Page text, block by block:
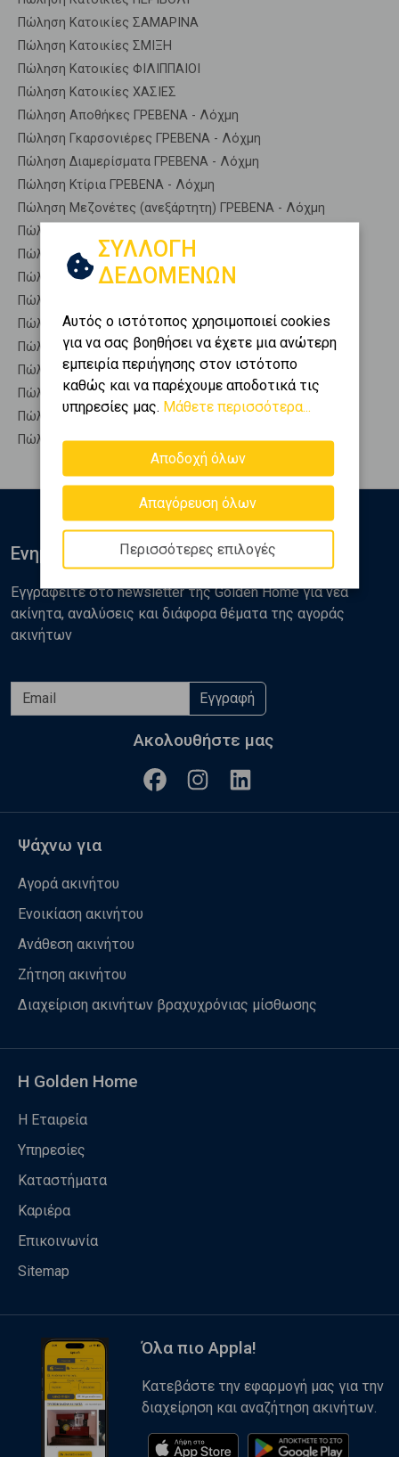
Πώληση Κατοικίες ΣΑΜΑΡΙΝΑ
Πώληση Κατοικίες ΣΜΙΞΗ
Πώληση Κατοικίες ΦΙΛΙΠΠΑΙΟΙ
Πώληση Κατοικίες ΧΑΣΙΕΣ
Πώληση Αποθήκες ΓΡΕΒΕΝΑ - Λόχμη
Πώληση Γκαρσονιέρες ΓΡΕΒΕΝΑ - Λόχμη
Πώληση Διαμερίσματα ΓΡΕΒΕΝΑ - Λόχμη
Πώληση Κτίρια ΓΡΕΒΕΝΑ - Λόχμη
Πώληση Μεζονέτες (ανεξάρτητη) ΓΡΕΒΕΝΑ - Λόχμη
Πώληση Μεζονέτες (εφαπτόμενη) ΓΡΕΒΕΝΑ - Λόχμη
Πώληση Μονοκατοικίες ΓΡΕΒΕΝΑ - Λόχμη
Πώληση Οικίες ΓΡΕΒΕΝΑ - Λόχμη
Πώληση Οροφοδιαμερίσματα ΓΡΕΒΕΝΑ - Λόχμη
Πώληση Οροφομεζονέτες ΓΡΕΒΕΝΑ - Λόχμη
Πώληση Ρετιρέ ΓΡΕΒΕΝΑ - Λόχμη
Πώληση Συγκροτήματα κατοικιών ΓΡΕΒΕΝΑ - Λόχμη
Πώληση Υπόγεια ΓΡΕΒΕΝΑ - Λόχμη
Πώληση Υπόσκαφα ΓΡΕΒΕΝΑ - Λόχμη
Πώληση Υπολ. υψουν ΓΡΕΒΕΝΑ - Λόχμη
ΣΥΛΛΟΓΗ
ΔΕΔΟΜΕΝΩΝ
Αυτός ο ιστότοπος χρησιμοποιεί cookies
για να σας βοηθήσει να έχετε μια ανώτερη
εμπειρία περιήγησης στον ιστότοπο
καθώς και να παρέχουμε αποδοτικά τις
υπηρεσίες μας. Μάθετε περισσότερα...
Αποδοχή όλων
Απαγόρευση όλων
Περισσότερες επιλογές
Ενημερωθείτε
Εγγραφείτε στο newsletter της Golden Home για νέα
ακίνητα, αναλύσεις και διάφορα θέματα της αγοράς
ακινήτων
Εγγραφή
Ακολουθήστε μας
Ψάχνω για
Αγορά ακινήτου
Ενοικίαση ακινήτου
Ανάθεση ακινήτου
Ζήτηση ακινήτου
Διαχείριση ακινήτων βραχυχρόνιας μίσθωσης
Η Golden Home
Η Εταιρεία
Υπηρεσίες
Καταστήματα
Καριέρα
Επικοινωνία
Sitemap
Όλα πιο Appla!
Κατεβάστε την εφαρμογή μας για την
διαχείρηση και αναζήτηση ακινήτων.